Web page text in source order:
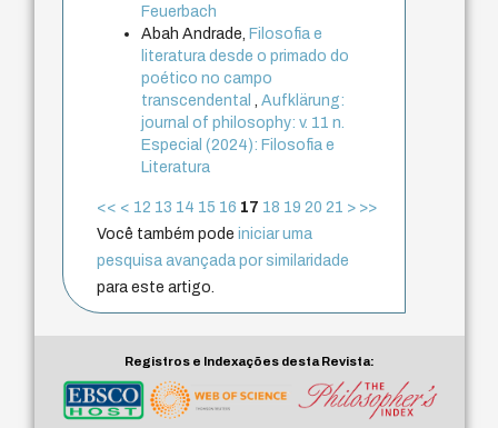
Feuerbach
Abah Andrade, Filosofia e
literatura desde o primado do
poético no campo
transcendental,Aufklärung:
journal of philosophy: v. 11 n.
Especial (2024): Filosofia e
Literatura
<< < 12 13 14 15 16 17 18 19 20 21 > >>
Você também podeiniciar uma
pesquisa avançada por similaridade
para este artigo.
Registros e Indexações desta Revista: